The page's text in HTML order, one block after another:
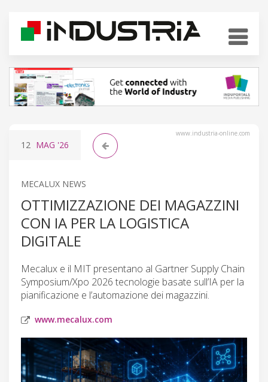
www.industria-online.com
12 MAG '26
MECALUX NEWS
OTTIMIZZAZIONE DEI MAGAZZINI
CON IA PER LA LOGISTICA
DIGITALE
Mecalux e il MIT presentano al Gartner Supply Chain
Symposium/Xpo 2026 tecnologie basate sull’IA per la
pianificazione e l’automazione dei magazzini.
www.mecalux.com